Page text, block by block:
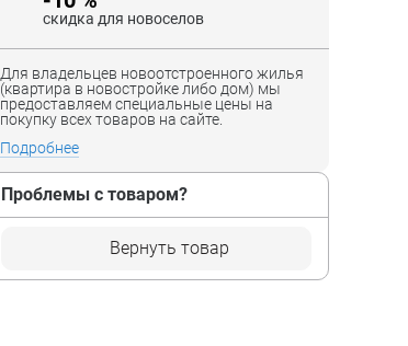
скидка для новоселов
Для владельцев новоотстроенного жилья
(квартира в новостройке либо дом) мы
предоставляем специальные цены на
покупку всех товаров на сайте.
Подробнее
Проблемы с товаром?
Вернуть товар